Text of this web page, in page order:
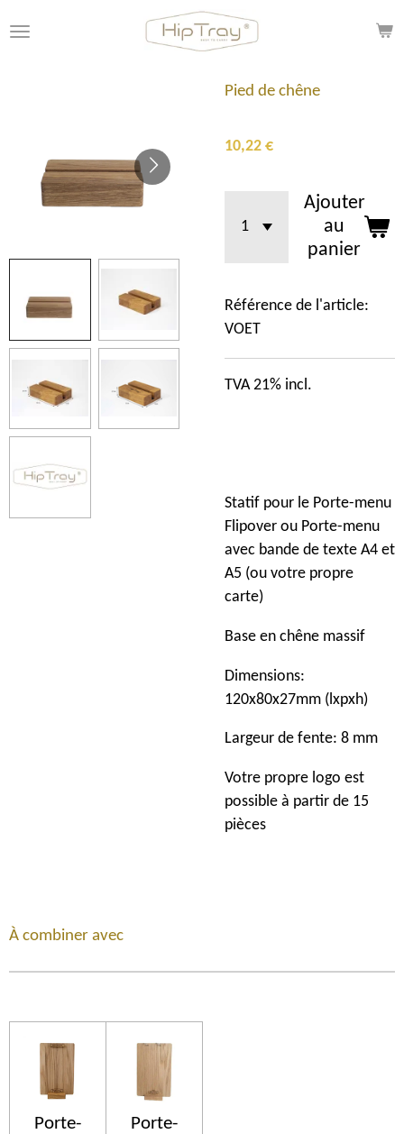
au
Pied de chêne
10,22 €
Ajouter
au
panier
Référence de l'article:
VOET
TVA 21% incl.
Statif pour le Porte-menu
Flipover ou Porte-menu
avec bande de texte A4 et
A5 (ou votre propre
carte)
Base en chêne massif
Dimensions:
120x80x27mm (lxpxh)
Largeur de fente: 8 mm
Votre propre logo est
possible à partir de 15
pièces
À combiner avec
Porte-
Porte-